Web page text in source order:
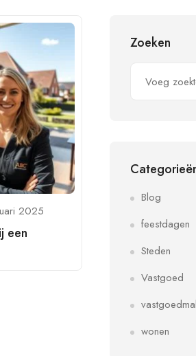
2025
een
Zoeken
Blog
feestdagen
Steden
Vastgoed
wonen